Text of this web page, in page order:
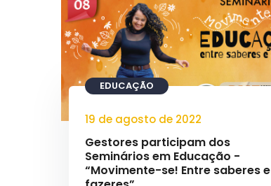
EDUCAÇÃO
19 de agosto de 2022
Gestores participam dos
Seminários em Educação -
“Movimente-se! Entre saberes e